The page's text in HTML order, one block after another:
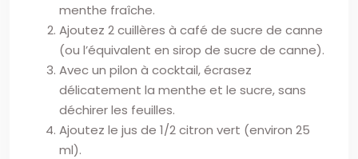
menthe fraîche.
Ajoutez 2 cuillères à café de sucre de canne
(ou l’équivalent en sirop de sucre de canne).
Avec un pilon à cocktail, écrasez
délicatement la menthe et le sucre, sans
déchirer les feuilles.
Ajoutez le jus de 1/2 citron vert (environ 25
ml).